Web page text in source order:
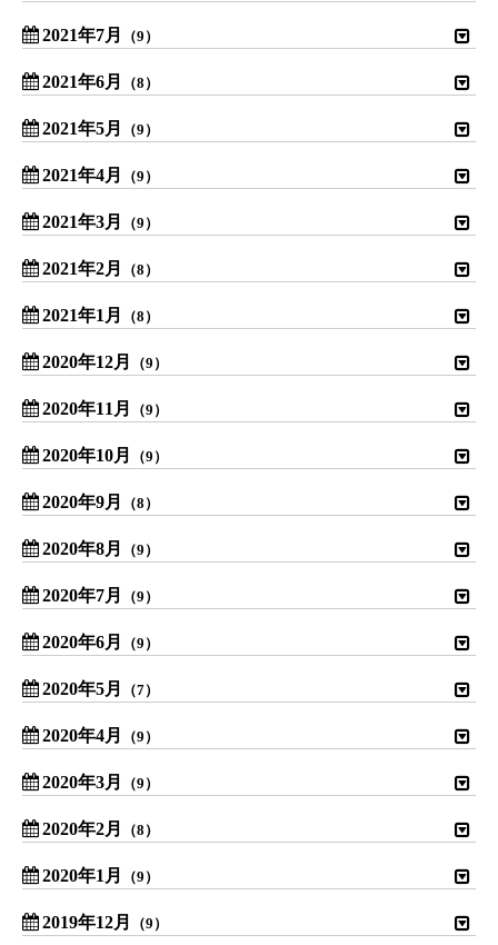
2021年7月 （9）
2021年6月 （8）
2021年5月 （9）
2021年4月 （9）
2021年3月 （9）
2021年2月 （8）
2021年1月 （8）
2020年12月 （9）
2020年11月 （9）
2020年10月 （9）
2020年9月 （8）
2020年8月 （9）
2020年7月 （9）
2020年6月 （9）
2020年5月 （7）
2020年4月 （9）
2020年3月 （9）
2020年2月 （8）
2020年1月 （9）
2019年12月 （9）